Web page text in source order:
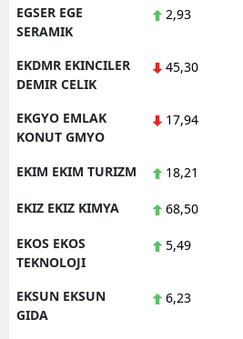
EGSER EGE
SERAMIK
2,93
EKDMR EKINCILER
DEMIR CELIK
45,30
EKGYO EMLAK
KONUT GMYO
17,94
EKIM EKIM TURIZM 18,21
EKIZ EKIZ KIMYA 68,50
EKOS EKOS
TEKNOLOJI
5,49
EKSUN EKSUN
GIDA
6,23